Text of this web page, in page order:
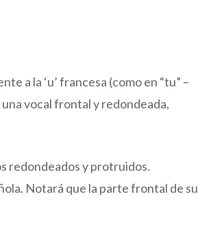
a la ‘u’ francesa (como en “tu” –
una vocal frontal y redondeada,
redondeados y protruidos.
Notará que la parte frontal de su